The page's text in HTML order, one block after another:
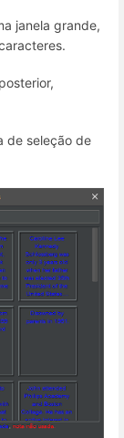
janela grande,
de seleção de